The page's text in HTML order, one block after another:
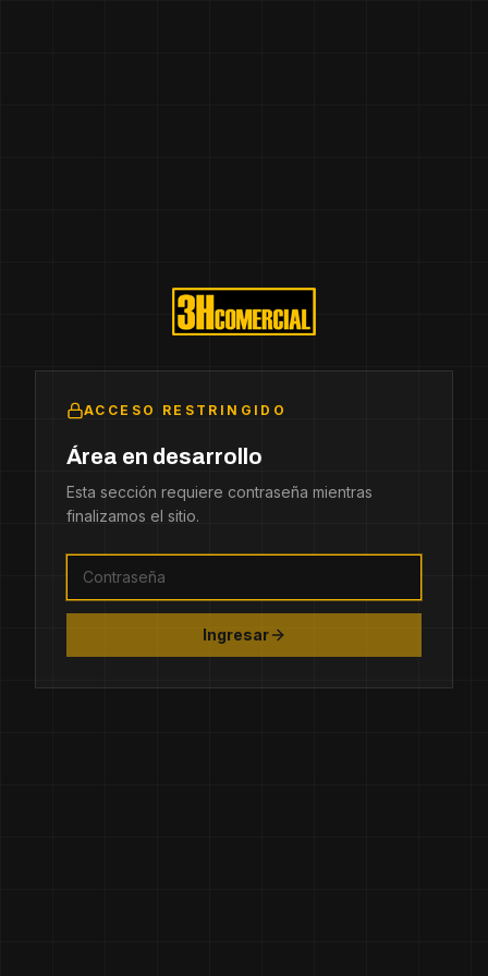
ACCESO RESTRINGIDO
Área en desarrollo
Esta sección requiere contraseña mientras
finalizamos el sitio.
Ingresar